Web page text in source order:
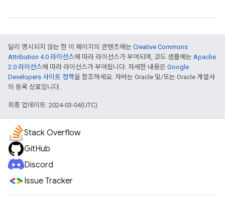
달리 명시되지 않는 한 이 페이지의 콘텐츠에는 Creative Commons
Attribution 4.0 라이선스에 따라 라이선스가 부여되며, 코드 샘플에는 Apache
2.0 라이선스에 따라 라이선스가 부여됩니다. 자세한 내용은 Google
Developers 사이트 정책을 참조하세요. 자바는 Oracle 및/또는 Oracle 계열사
의 등록 상표입니다.
최종 업데이트: 2024-03-04(UTC)
Stack Overflow
GitHub
Discord
Issue Tracker